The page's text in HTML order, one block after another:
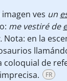
imagen ves un
me vestiré de
Nota: en la
coloquial de
FR